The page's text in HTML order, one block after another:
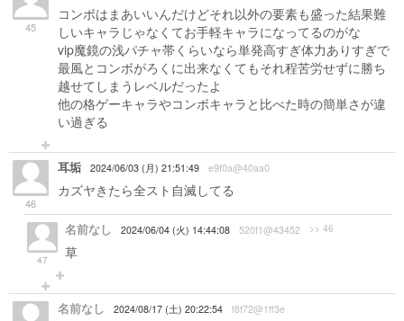
45
コンボはまあいいんだけどそれ以外の要素も盛った結果難
しいキャラじゃなくてお手軽キャラになってるのがな
vip魔鏡の浅パチャ帯くらいなら単発高すぎ体力ありすぎで
最風とコンボがろくに出来なくてもそれ程苦労せずに勝ち
越せてしまうレベルだったよ
他の格ゲーキャラやコンボキャラと比べた時の簡単さが違
い過ぎる
46
耳垢 2024/06/03 (月) 21:51:49 e9f0a@40aa0
カズヤきたら全スト自滅してる
47
名前なし 2024/06/04 (火) 14:44:08 520f1@43452 >> 46
草
名前なし 2024/08/17 (土) 20:22:54 f8f72@1ff3e